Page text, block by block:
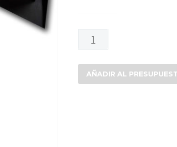
VIDRIO
RECTANGULAR
cantidad
AÑADIR AL